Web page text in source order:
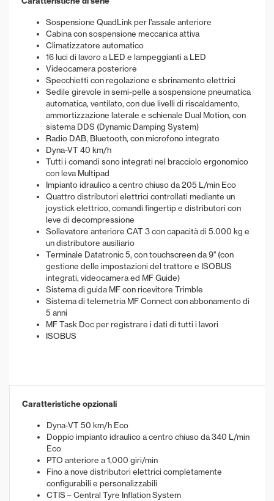
Sospensione QuadLink per l’assale anteriore
Cabina con sospensione meccanica attiva
Climatizzatore automatico
16 luci di lavoro a LED e lampeggianti a LED
Videocamera posteriore
Specchietti con regolazione e sbrinamento elettrici
Sedile girevole in semi-pelle a sospensione pneumatica
automatica, ventilato, con due livelli di riscaldamento,
ammortizzazione laterale e schienale Dual Motion, con
sistema DDS (Dynamic Damping System)
Radio DAB, Bluetooth, con microfono integrato
Dyna-VT 40 km/h
Tutti i comandi sono integrati nel bracciolo ergonomico
con leva Multipad
Impianto idraulico a centro chiuso da 205 L/min Eco
Quattro distributori elettrici controllati mediante un
joystick elettrico, comandi fingertip e distributori con
leve di decompressione
Sollevatore anteriore CAT 3 con capacità di 5.000 kg e
un distributore ausiliario
Terminale Datatronic 5, con touchscreen da 9'' (con
gestione delle impostazioni del trattore e ISOBUS
integrati, videocamera ed MF Guide)
Sistema di guida MF con ricevitore Trimble
Sistema di telemetria MF Connect con abbonamento di
5 anni
MF Task Doc per registrare i dati di tutti i lavori
ISOBUS
Caratteristiche opzionali
Dyna-VT 50 km/h Eco
Doppio impianto idraulico a centro chiuso da 340 L/min
Eco
PTO anteriore a 1,000 giri/min
Fino a nove distributori elettrici completamente
configurabili e personalizzabili
CTIS – Central Tyre Inflation System